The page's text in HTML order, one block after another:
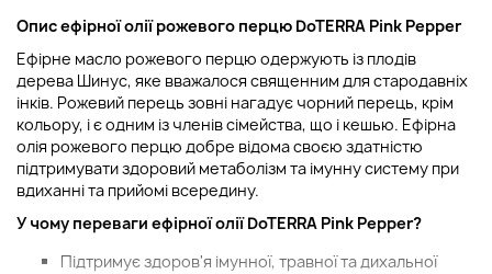
Опис ефірної олії рожевого перцю DoTERRA Pink Pepper
Ефірне масло рожевого перцю одержують із плодів
дерева Шинус, яке вважалося священним для стародавніх
інків. Рожевий перець зовні нагадує чорний перець, крім
кольору, і є одним із членів сімейства, що і кешью. Ефірна
олія рожевого перцю добре відома своєю здатністю
підтримувати здоровий метаболізм та імунну систему при
вдиханні та прийомі всередину.
У чому переваги ефірної олії DoTERRA Pink Pepper?
Підтримує здоров'я імунної, травної та дихальної